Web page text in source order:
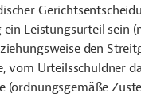
Leistungsurteil sein
den
vom Urteilsschuldner
(ordnungsgemäße